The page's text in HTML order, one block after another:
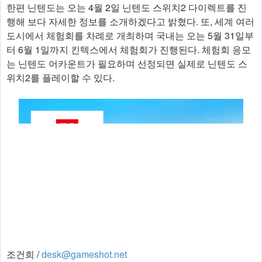
한편 닌텐도는 오는 4월 2일 닌텐도 스위치2 다이렉트를 진
행해 보다 자세한 정보를 소개하겠다고 밝혔다. 또, 세계 여러
도시에서 체험회를 차례로 개최하며 국내는 오는 5월 31일부
터 6월 1일까지 킨텍스에서 체험회가 진행된다. 체험회 응모
는 닌텐도 어카운트가 필요하며 선정되면 실제로 닌텐도 스
위치2를 플레이할 수 있다.​
조건희 /desk@gameshot.net